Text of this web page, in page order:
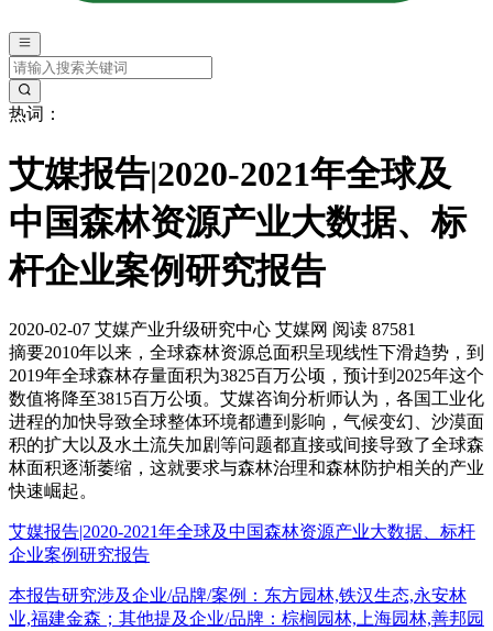
热词：
艾媒报告|2020-2021年全球及
中国森林资源产业大数据、标
杆企业案例研究报告
2020-02-07 艾媒产业升级研究中心 艾媒网 阅读 87581
摘要2010年以来，全球森林资源总面积呈现线性下滑趋势，到
2019年全球森林存量面积为3825百万公顷，预计到2025年这个
数值将降至3815百万公顷。艾媒咨询分析师认为，各国工业化
进程的加快导致全球整体环境都遭到影响，气候变幻、沙漠面
积的扩大以及水土流失加剧等问题都直接或间接导致了全球森
林面积逐渐萎缩，这就要求与森林治理和森林防护相关的产业
快速崛起。
艾媒报告|2020-2021年全球及中国森林资源产业大数据、标杆
企业案例研究报告
本报告研究涉及企业/品牌/案例：东方园林,铁汉生态,永安林
业,福建金森；其他提及企业/品牌：棕榈园林,上海园林,善邦园